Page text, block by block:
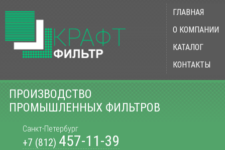
ПРОИЗВОДСТВО
ПРОМЫШЛЕННЫХ ФИЛЬТРОВ
Санкт-Петербург
+7 (812) 457-11-39
ГЛАВНАЯ
О КОМПАНИИ
КАТАЛОГ
КОНТАКТЫ